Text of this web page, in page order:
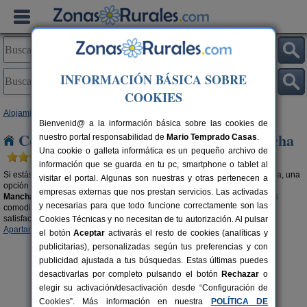
Alojamientos
Complejos Rurales en Castilla-La Mancha
Si estás pensando en realizar una escapada de turismo rural en toda regla, una
opción a tener muy en cuenta son los
Mancha
. Zonas con todos los servicios, bien comunicadas y con todas las
comodidades que necesitas para que tu experiencia rural sea positiva y
satisfactoria. También te recomendamos buscar en nuestra selección de
Apartamentos Rurales en Castilla-La Mancha.
INFORMACIÓN BÁSICA SOBRE
COOKIES
Bienvenid@ a la información básica sobre las cookies de
nuestro portal responsabilidad de Mario Temprado Casas.
Una cookie o galleta informática es un pequeño archivo de
información que se guarda en tu pc, smartphone o tablet al
visitar el portal. Algunas son nuestras y otras pertenecen a
empresas externas que nos prestan servicios. Las activadas
y necesarias para que todo funcione correctamente son las
Cookies Técnicas y no necesitan de tu autorización. Al pulsar
el botónAceptar activarás el resto de cookies (analíticas y
publicitarias), personalizadas según tus preferencias y con
publicidad ajustada a tus búsquedas. Estas últimas puedes
desactivarlas por completo pulsando el botón Rechazar o
elegir su activación/desactivación desde “Configuración de
Cookies”. Más información en nuestra
POLÍTICA DE